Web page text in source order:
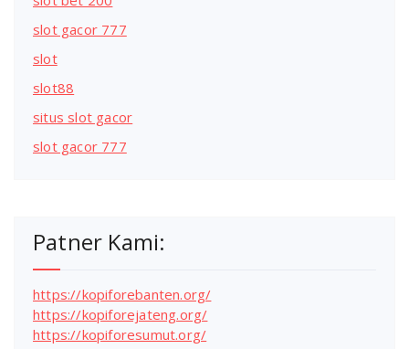
slot gacor 777
slot
slot88
situs slot gacor
slot gacor 777
Patner Kami:
https://kopiforebanten.org/
https://kopiforejateng.org/
https://kopiforesumut.org/